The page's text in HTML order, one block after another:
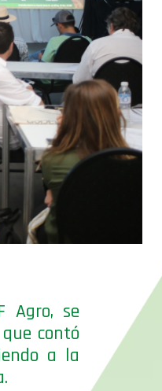
Agro, se
contó
a la